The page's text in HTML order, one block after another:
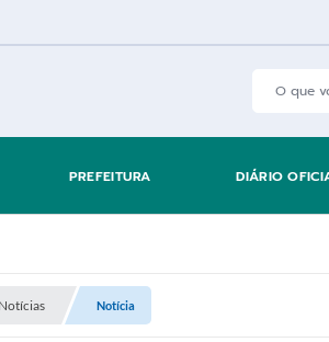
PREFEITURA DIÁRIO
Notícias Notícia